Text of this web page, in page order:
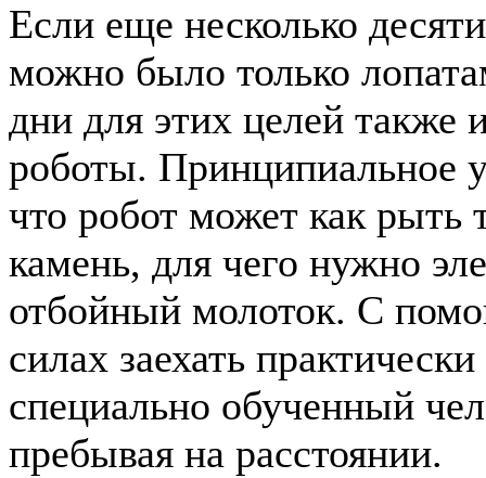
Если еще несколько
можно было только
дни для этих целей также
роботы. Принципиальное
что робот может как рыть
камень, для чего нужно
отбойный молоток. С
силах заехать
специально обученный
пребывая на расстоянии.